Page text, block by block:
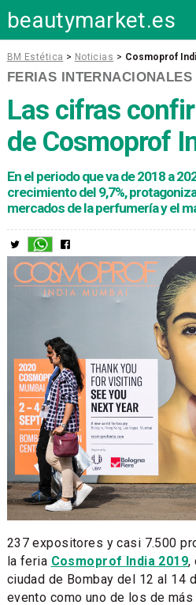
beautymarket.es
BM Estética > Noticias > Cosmoprof
FERIAS INTERNACIONALES
Las cifras
de Cosmoprof
En el periodo que va de 2018 a
crecimiento del 9,7%,
mercados de la perfumería y el
237 expositores y casi 7.500
la feria Cosmoprof India 2019,
ciudad de Bombay del 12 al 14
evento como uno de los de